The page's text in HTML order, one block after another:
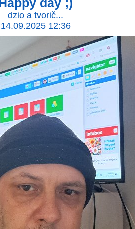
dzio a tvorič...
14.09.2025 12:36